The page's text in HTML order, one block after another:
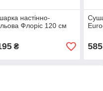
настінно-
Флоріс 120 см
₴ 585